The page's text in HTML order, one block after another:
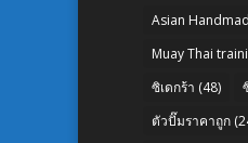
Asian
Muay Thai
ซิเดกร้า (48)
ตัวปั๊มราคาถูก